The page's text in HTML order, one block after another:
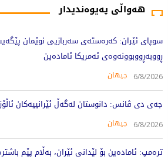
هەواڵی پەیوەندیدار
سوپای ئێران: کەرەستەی سەربازیی نوێمان
ڕووبەڕووبوونەوەی ئەمریکا ئامادەین
6/8/2026 جیهان
جەی دی ڤانس: دانوستان لەگەڵ ئێرانییەکان
6/8/2026 جیهان
ترەمپ: ئامادەین بۆ لێدانی ئێران، بەڵام پێم